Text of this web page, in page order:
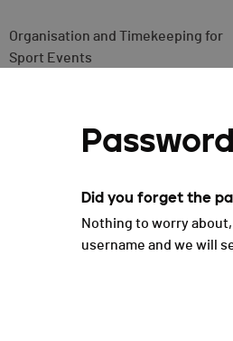
Did you forget the
Nothing to worry
username and we will
Organisation and Timekeeping for
Sport Events
2.0 - 2025